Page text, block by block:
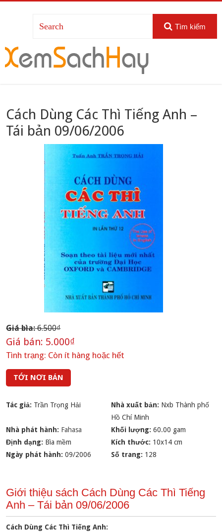
Tìm kiếm
Cách Dùng Các Thì Tiếng Anh –
Tái bản 09/06/2006
Giá bìa:6.500₫
Giá bán: 5.000₫
Tình trạng: Còn ít hàng hoặc hết
TỚI NƠI BÁN
Tác giả: Trần Trọng Hải Nhà xuất bản: Nxb Thành phố
Hồ Chí Minh
Nhà phát hành: Fahasa Khối lượng: 60.00 gam
Định dạng: Bìa mềm Kích thước: 10x14 cm
Ngày phát hành:09/2006 Số trang: 128
Giới thiệu sách Cách Dùng Các Thì Tiếng
Anh – Tái bản 09/06/2006
Cách Dùng Các Thì Tiếng Anh: